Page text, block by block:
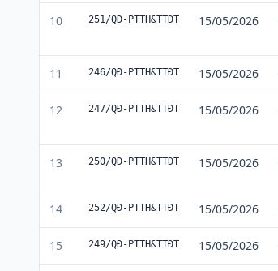
10 251/QĐ-PTTH&TTĐT 15/05/2026
11 246/QĐ-PTTH&TTĐT 15/05/2026
12 247/QĐ-PTTH&TTĐT 15/05/2026
13 250/QĐ-PTTH&TTĐT 15/05/2026
14 252/QĐ-PTTH&TTĐT 15/05/2026
15 249/QĐ-PTTH&TTĐT 15/05/2026